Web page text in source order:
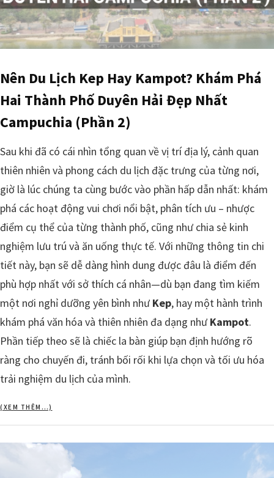
Nên Du Lịch Kep Hay Kampot? Khám Phá
Hai Thành Phố Duyên Hải Đẹp Nhất
Campuchia (Phần 2)
Sau khi đã có cái nhìn tổng quan về vị trí địa lý, cảnh quan
thiên nhiên và phong cách du lịch đặc trưng của từng nơi,
giờ là lúc chúng ta cùng bước vào phần hấp dẫn nhất: khám
phá các hoạt động vui chơi nổi bật, phân tích ưu – nhược
điểm cụ thể của từng thành phố, cũng như chia sẻ kinh
nghiệm lưu trú và ăn uống thực tế. Với những thông tin chi
tiết này, bạn sẽ dễ dàng hình dung được đâu là điểm đến
phù hợp nhất với sở thích cá nhân—dù bạn đang tìm kiếm
một nơi nghỉ dưỡng yên bình như Kep, hay một hành trình
khám phá văn hóa và thiên nhiên đa dạng như Kampot.
Phần tiếp theo sẽ là chiếc la bàn giúp bạn định hướng rõ
ràng cho chuyến đi, tránh bối rối khi lựa chọn và tối ưu hóa
trải nghiệm du lịch của mình.
(XEM THÊM…)